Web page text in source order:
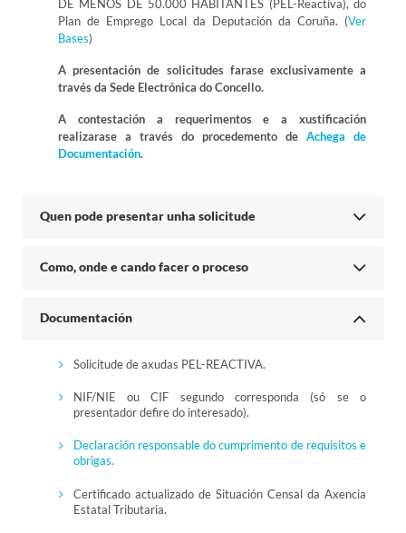
DE MENOS DE 50.000 HABITANTES (PEL-Reactiva), do
Plan de Emprego Local da Deputación da Coruña. (Ver
Bases)
A presentación de solicitudes farase exclusivamente a
través da Sede Electrónica do Concello.
A contestación a requerimentos e a xustificación
realizarase a través do procedemento de Achega de
Documentación.
Quen pode presentar unha solicitude
Como, onde e cando facer o proceso
Documentación
Solicitude de axudas PEL-REACTIVA.
NIF/NIE ou CIF segundo corresponda (só se o
presentador defire do interesado).
Declaración responsable do cumprimento de requisitos e
obrigas.
Certificado actualizado de Situación Censal da Axencia
Estatal Tributaria.